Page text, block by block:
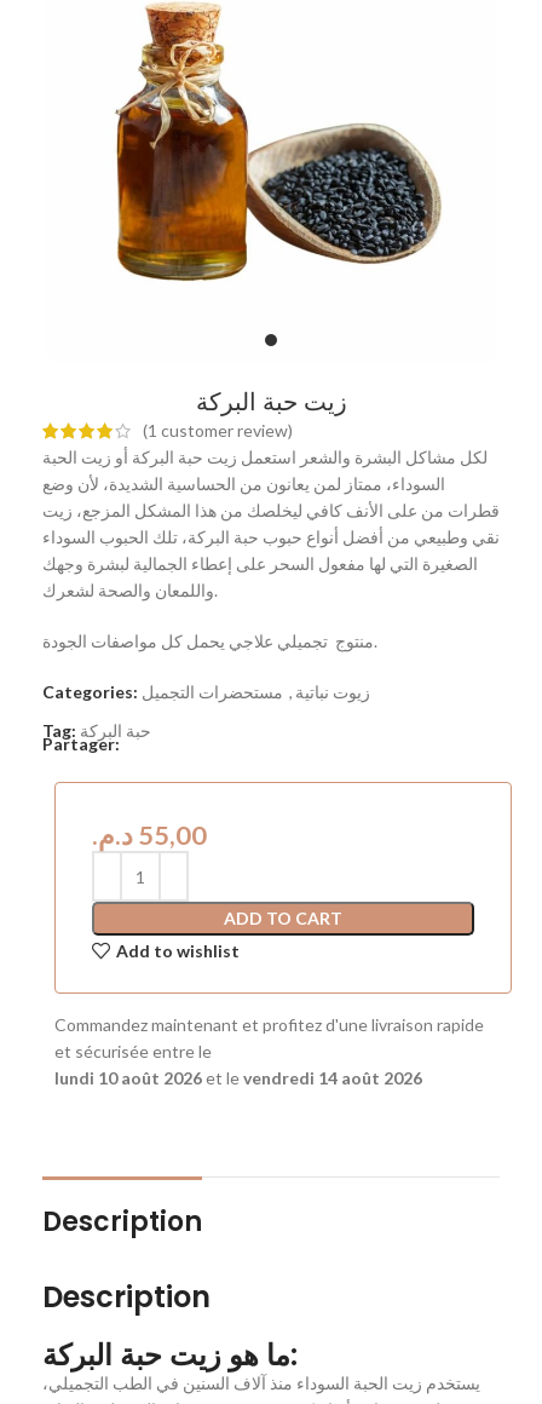
زيت حبة البركة
(1 customer review)
لكل مشاكل البشرة والشعر استعمل زيت حبة البركة أو زيت الحبة
السوداء، ممتاز لمن يعانون من الحساسية الشديدة، لأن وضع
قطرات من على الأنف كافي ليخلصك من هذا المشكل المزجع، زيت
نقي وطبيعي من أفضل أنواع حبوب حبة البركة، تلك الحبوب السوداء
الصغيرة التي لها مفعول السحر على إعطاء الجمالية لبشرة وجهك
واللمعان والصحة لشعرك.
منتوج تجميلي علاجي يحمل كل مواصفات الجودة.
Categories: زيوت نباتية , مستحضرات التجميل
Tag: حبة البركة
Partager:
د.م.
ADD TO CART
Add to wishlist
Commandez maintenant et profitez d'une livraison rapide
et sécurisée entre le
lundi 10 août 2026et levendredi 14 août 2026
Description
Description
ما هو زيت حبة البركة:
يستخدم زيت الحبة السوداء منذ آلاف السنين في الطب التجميلي،